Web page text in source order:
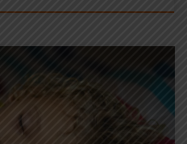
de sommeil est essentiel
et le bien-être général de vos